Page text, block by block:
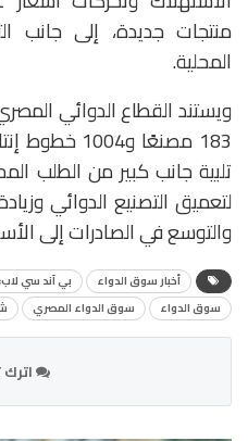
منتجات جديدة، إلى جانب
المحلية.
ويستند القطاع الدوائي
183 مصنعًا
تلبية جانب كبير من الطلب
لتعميق التصنيع الدوائي
والتوسع في الصادرات إلى
أخبار سوق الدواء بي آند سي
سوق الدواء
سوق الدواء المصري